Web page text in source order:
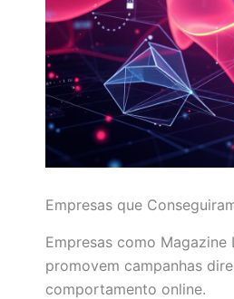
Empresas que
Empresas como
promovem campanhas
comportamento online.